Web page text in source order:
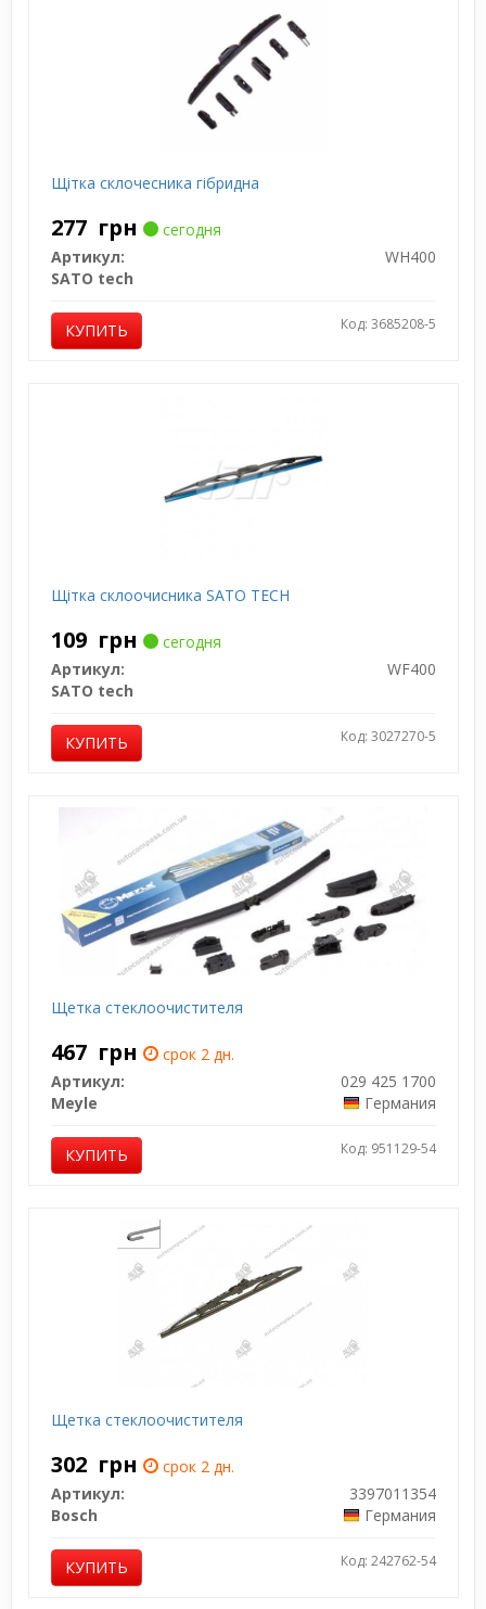
Щітка склочесника гібридна
277 грн
сегодня
Артикул:
WH400
SATO tech
КУПИТЬ Код: 3685208-5
Щітка склоочисника SATO TECH
109 грн
сегодня
Артикул:
WF400
SATO tech
КУПИТЬ Код: 3027270-5
Щетка стеклоочистителя
467 грн
срок 2 дн.
Артикул:
029 425 1700
Meyle
Германия
КУПИТЬ Код: 951129-54
Щетка стеклоочистителя
302 грн
срок 2 дн.
Артикул:
3397011354
Bosch
Германия
КУПИТЬ Код: 242762-54